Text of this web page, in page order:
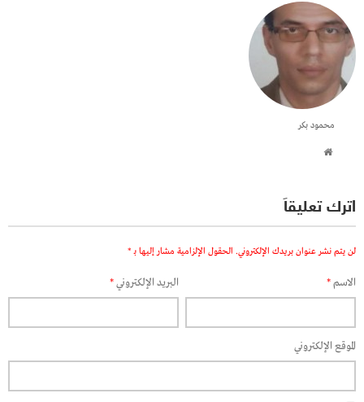
محمود بكر
اترك تعليقاً
لن يتم نشر عنوان بريدك الإلكتروني. الحقول الإلزامية مشار إليها بـ *
الاسم* البريد الإلكتروني*
الموقع الإلكتروني